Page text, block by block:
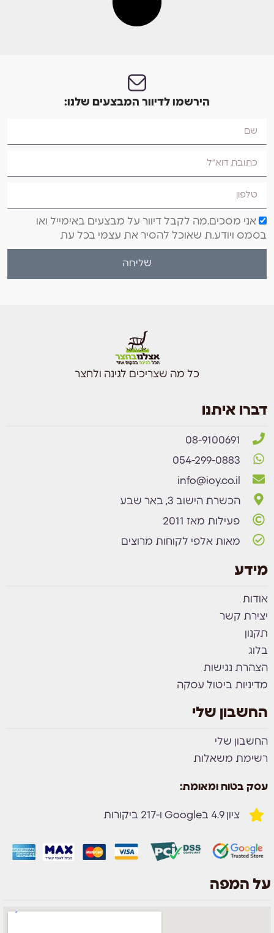
הירשמו לדיוור המבצעים שלנו:
אני מסכים.מה לקבל דיוור על מבצעים באימייל ואו
בסמס ויודע.ת שאוכל להסיר את עצמי בכל עת
שליחה
כל מה שצריכים לגינה ולחצר
דברו איתנו
08-9100691
054-299-0883
info@ioy.co.il
הכשרת הישוב 3, באר שבע
פעילות מאז 2011
מאות אלפי לקוחות מרוצים
מידע
אודות
יצירת קשר
תקנון
בלוג
הצהרת נגישות
מדיניות ביטול עסקה
החשבון שלי
החשבון שלי
רשימת משאלות
עסק בטוח ומאומת:
ציון 4.9 בGoogle ו-217 ביקורות
על המפה